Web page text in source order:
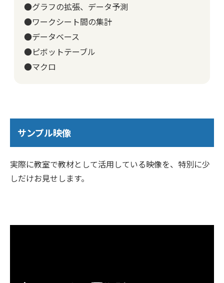
●グラフの拡張、データ予測
●ワークシート間の集計
●データベース
●ピボットテーブル
●マクロ
サンプル映像
実際に教室で教材として活用している映像を、特別に少
しだけお見せします。